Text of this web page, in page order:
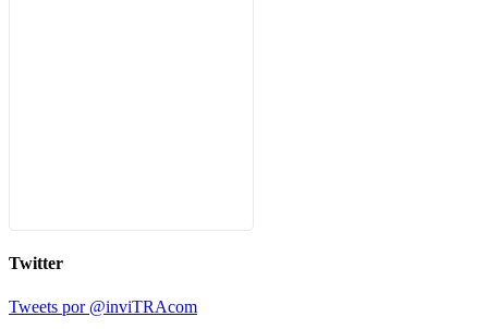
Twitter
Tweets por @inviTRAcom